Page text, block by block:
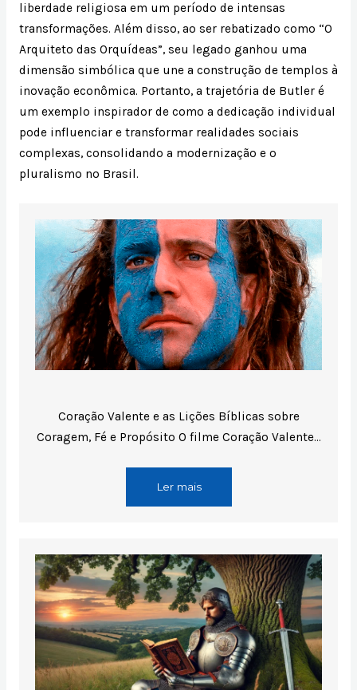
liberdade religiosa em um período de intensas
transformações. Além disso, ao ser rebatizado como “O
Arquiteto das Orquídeas”, seu legado ganhou uma
dimensão simbólica que une a construção de templos à
inovação econômica. Portanto, a trajetória de Butler é
um exemplo inspirador de como a dedicação individual
pode influenciar e transformar realidades sociais
complexas, consolidando a modernização e o
pluralismo no Brasil.
Coração Valente e as Lições Bíblicas sobre
Coragem, Fé e Propósito O filme Coração Valente…
Ler mais